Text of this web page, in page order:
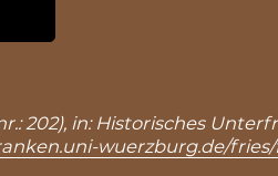
202), in: Historisches
wuerzburg.de/